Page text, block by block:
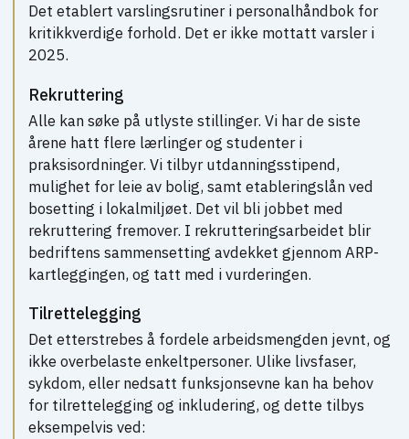
Det etablert varslingsrutiner i personalhåndbok for
kritikkverdige forhold. Det er ikke mottatt varsler i
2025.
Rekruttering
Alle kan søke på utlyste stillinger. Vi har de siste
årene hatt flere lærlinger og studenter i
praksisordninger. Vi tilbyr utdanningsstipend,
mulighet for leie av bolig, samt etableringslån ved
bosetting i lokalmiljøet. Det vil bli jobbet med
rekruttering fremover. I rekrutteringsarbeidet blir
bedriftens sammensetting avdekket gjennom ARP-
kartleggingen, og tatt med i vurderingen.
Tilrettelegging
Det etterstrebes å fordele arbeidsmengden jevnt, og
ikke overbelaste enkeltpersoner. Ulike livsfaser,
sykdom, eller nedsatt funksjonsevne kan ha behov
for tilrettelegging og inkludering, og dette tilbys
eksempelvis ved: